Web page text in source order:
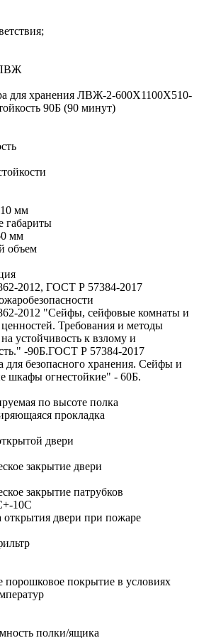
для хранения ЛВЖ-2-600Х1100Х510-
90Б (90 минут)
мм
габариты
мм
объем
2012, ГОСТ Р 57384-2017
2012 "Cейфы, сейфовые комнаты и
Требования и методы
устойчивость к взлому и
-90Б.ГОСТ Р 57384-2017
для безопасного хранения. Сейфы и
шкафы огнестойкие" - 60Б.
по высоте полка
прокладка
двери
закрытие двери
закрытие патрубков
10C
открытия двери при пожаре
порошковое покрытие в условиях
полки/ящика